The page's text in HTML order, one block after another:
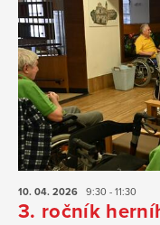
10. 04. 2026 9:30 - 11:30
3. ročník